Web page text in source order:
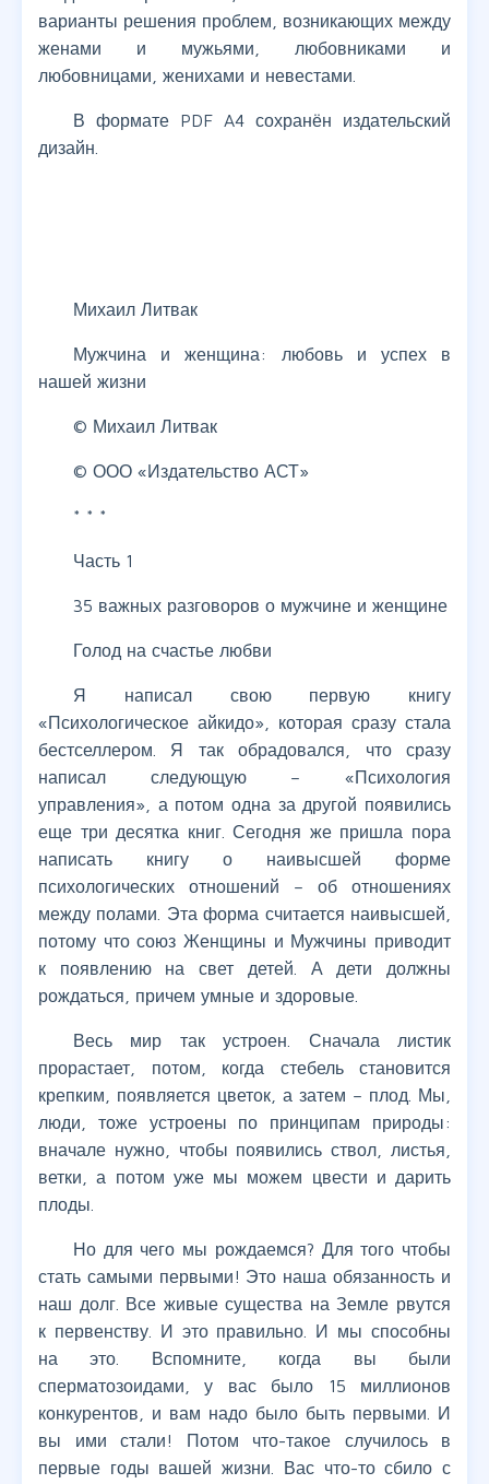
варианты решения проблем, возникающих между
женами и мужьями, любовниками и
любовницами, женихами и невестами.
В формате PDF A4 сохранён издательский
дизайн.
Михаил Литвак
Мужчина и женщина: любовь и успех в
нашей жизни
© Михаил Литвак
© ООО «Издательство АСТ»
* * *
Часть 1
35 важных разговоров о мужчине и женщине
Голод на счастье любви
Я написал свою первую книгу
«Психологическое айкидо», которая сразу стала
бестселлером. Я так обрадовался, что сразу
написал следующую – «Психология
управления», а потом одна за другой появились
еще три десятка книг. Сегодня же пришла пора
написать книгу о наивысшей форме
психологических отношений – об отношениях
между полами. Эта форма считается наивысшей,
потому что союз Женщины и Мужчины приводит
к появлению на свет детей. А дети должны
рождаться, причем умные и здоровые.
Весь мир так устроен. Сначала листик
прорастает, потом, когда стебель становится
крепким, появляется цветок, а затем – плод. Мы,
люди, тоже устроены по принципам природы:
вначале нужно, чтобы появились ствол, листья,
ветки, а потом уже мы можем цвести и дарить
плоды.
Но для чего мы рождаемся? Для того чтобы
стать самыми первыми! Это наша обязанность и
наш долг. Все живые существа на Земле рвутся
к первенству. И это правильно. И мы способны
на это. Вспомните, когда вы были
сперматозоидами, у вас было 15 миллионов
конкурентов, и вам надо было быть первыми. И
вы ими стали! Потом что-такое случилось в
первые годы вашей жизни. Вас что-то сбило с